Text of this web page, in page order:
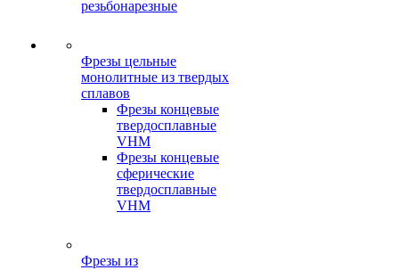
резьбонарезные
Фрезы цельные
монолитные из твердых
сплавов
Фрезы концевые
твердосплавные
VHM
Фрезы концевые
сферические
твердосплавные
VHM
Фрезы из